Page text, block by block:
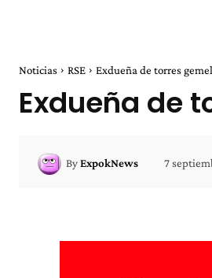
Noticias RSE Exdueña de torres
Exdueña de
ByExpokNews 7